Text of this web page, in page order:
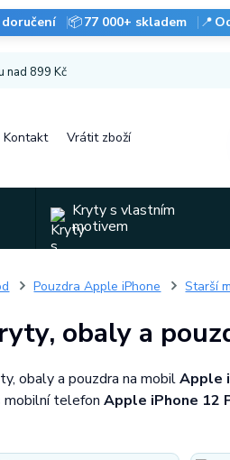
📦77 000+ skladem 📍
nad 899 Kč
Kontakt Vrátit zboží
Kryty s vlastním
motivem
Pouzdra Apple iPhone Starší
obaly a
obaly a pouzdra na mobilApple
mobilní telefonApple iPhone 12